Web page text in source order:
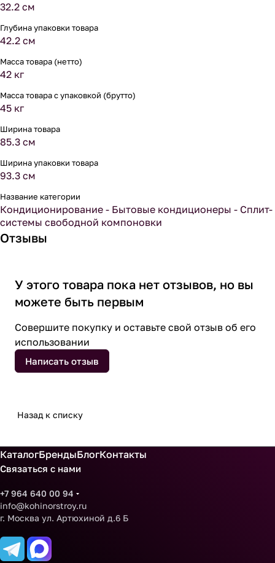
32.2 см
Глубина упаковки товара
42.2 см
Масса товара (нетто)
42 кг
Масса товара с упаковкой (брутто)
45 кг
Ширина товара
85.3 см
Ширина упаковки товара
93.3 см
Название категории
Кондиционирование - Бытовые кондиционеры - Сплит-
системы свободной компоновки
Отзывы
У этого товара пока нет отзывов, но вы
можете быть первым
Совершите покупку и оставьте свой отзыв об его
использовании
Написать отзыв
Назад к списку
КаталогБрендыБлогКонтакты
Связаться с нами
+7 964 640 00 94
info@kohinorstroy.ru
г. Москва ул. Артюхиной д.6 Б